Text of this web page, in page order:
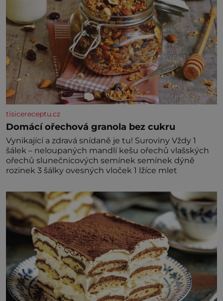
tisicereceptu.cz
Domácí ořechová granola bez cukru
Vynikající a zdravá snídaně je tu! Suroviny Vždy 1
šálek – neloupaných mandlí kešu ořechů vlašských
ořechů slunečnicových semínek semínek dýně
rozinek 3 šálky ovesných vloček 1 lžíce mlet